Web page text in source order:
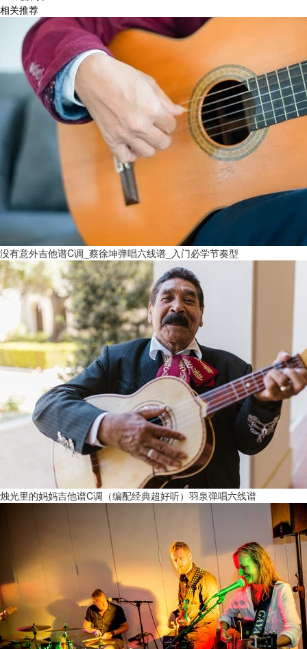
相关推荐
没有意外吉他谱C调_蔡徐坤弹唱六线谱_入门必学节奏型
烛光里的妈妈吉他谱C调（编配经典超好听）羽泉弹唱六线谱